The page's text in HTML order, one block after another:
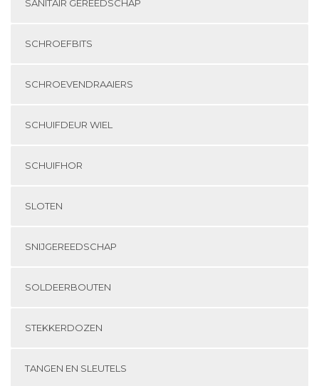
SANITAIR GEREEDSCHAP
SCHROEFBITS
SCHROEVENDRAAIERS
SCHUIFDEUR WIEL
SCHUIFHOR
SLOTEN
SNIJGEREEDSCHAP
SOLDEERBOUTEN
STEKKERDOZEN
TANGEN EN SLEUTELS